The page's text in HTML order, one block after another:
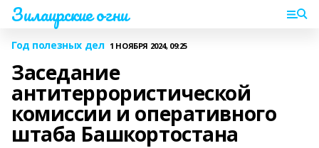
Зилаирские огни
Год полезных дел 1 НОЯБРЯ 2024, 09:25
Заседание
антитеррористической
комиссии и оперативного
штаба Башкортостана